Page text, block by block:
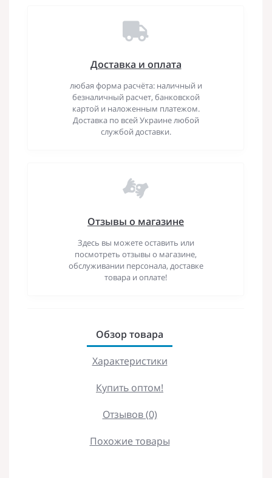
Доставка и оплата
любая форма расчёта: наличный и
безналичный расчет, банковской
картой и наложенным платежом.
Доставка по всей Украине любой
службой доставки.
Отзывы о магазине
Здесь вы можете оставить или
посмотреть отзывы о магазине,
обслуживании персонала, доставке
товара и оплате!
Обзор товара
Характеристики
Купить оптом!
Отзывов (0)
Похожие товары